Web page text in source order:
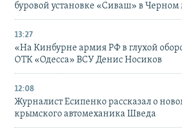
буровой установке «Сиваш» в Черном
13:27
«На Кинбурне армия РФ в глухой
ОТК «Одесса» ВСУ Денис Носиков
12:08
Журналист Есипенко рассказал о
крымского автомеханика Шведа